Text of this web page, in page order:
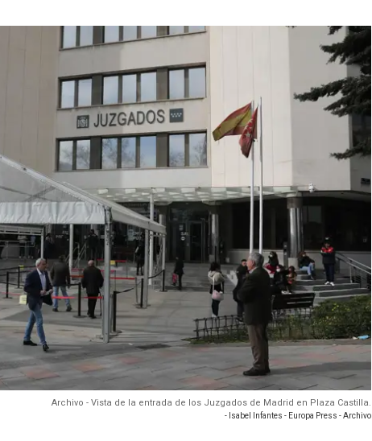
Archivo - Vista de la entrada de los Juzgados de Madrid en Plaza Castilla.
- Isabel Infantes - Europa Press - Archivo